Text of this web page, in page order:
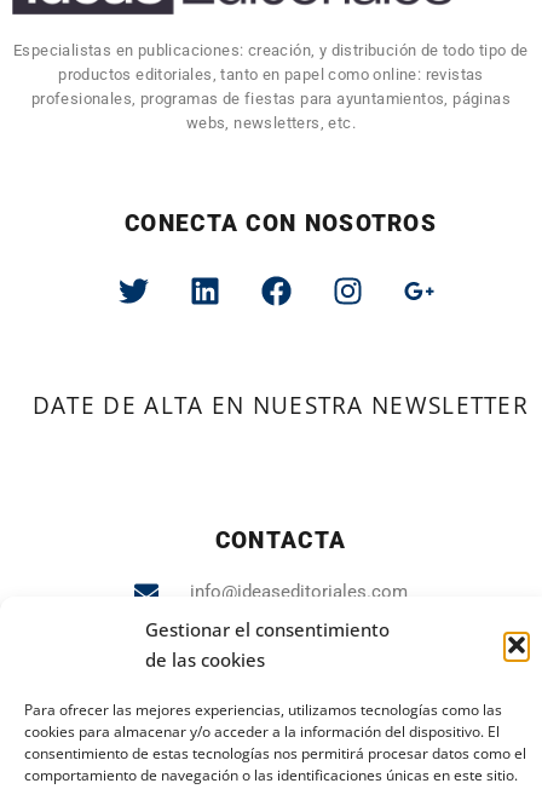
Gestionar el consentimiento
de las cookies
Para ofrecer las mejores experiencias, utilizamos tecnologías como las
cookies para almacenar y/o acceder a la información del dispositivo. El
consentimiento de estas tecnologías nos permitirá procesar datos como el
comportamiento de navegación o las identificaciones únicas en este sitio.
Especialistas en publicaciones: creación, y distribución de todo tipo de
productos editoriales, tanto en papel como online: revistas
profesionales, programas de fiestas para ayuntamientos, páginas
webs, newsletters, etc.
CONECTA CON NOSOTROS
DATE DE ALTA EN NUESTRA NEWSLETTER
CONTACTA
info@ideaseditoriales.com
607 231 848